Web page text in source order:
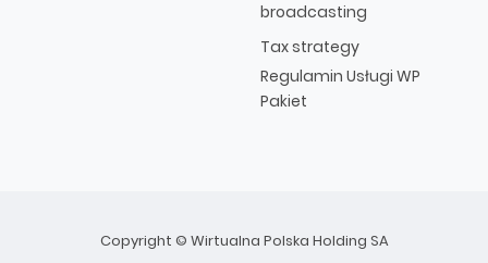
broadcasting
Tax strategy
Regulamin Usługi WP
Pakiet
Copyright © Wirtualna Polska Holding SA